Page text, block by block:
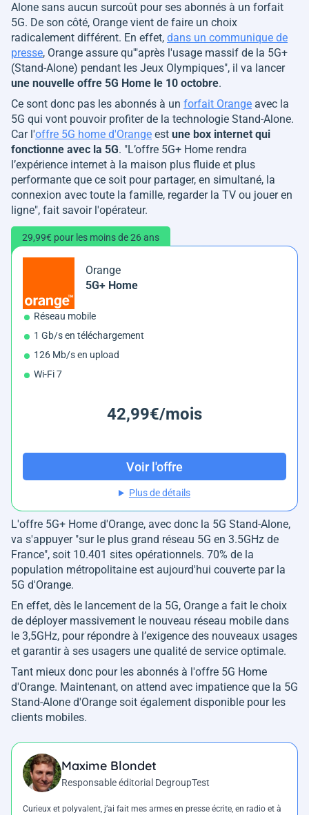
Alone sans aucun surcoût pour ses abonnés à un forfait
5G. De son côté, Orange vient de faire un choix
radicalement différent. En effet, dans un communique de
presse, Orange assure qu'"après l'usage massif de la 5G+
(Stand-Alone) pendant les Jeux Olympiques", il va lancer
une nouvelle offre 5G Home le 10 octobre.
Ce sont donc pas les abonnés à un forfait Orange avec la
5G qui vont pouvoir profiter de la technologie Stand-Alone.
Car l'offre 5G home d'Orange est une box internet qui
fonctionne avec la 5G. "L’offre 5G+ Home rendra
l’expérience internet à la maison plus fluide et plus
performante que ce soit pour partager, en simultané, la
connexion avec toute la famille, regarder la TV ou jouer en
ligne", fait savoir l'opérateur.
29,99€ pour les moins de 26 ans
Orange
5G+ Home
Réseau mobile
1 Gb/s en téléchargement
126 Mb/s en upload
Wi-Fi 7
42,99€/mois
Voir l'offre
Plus de détails
L'offre 5G+ Home d'Orange, avec donc la 5G Stand-Alone,
va s'appuyer "sur le plus grand réseau 5G en 3.5GHz de
France", soit 10.401 sites opérationnels. 70% de la
population métropolitaine est aujourd'hui couverte par la
5G d'Orange.
En effet, dès le lancement de la 5G, Orange a fait le choix
de déployer massivement le nouveau réseau mobile dans
le 3,5GHz, pour répondre à l’exigence des nouveaux usages
et garantir à ses usagers une qualité de service optimale.
Tant mieux donc pour les abonnés à l'offre 5G Home
d'Orange. Maintenant, on attend avec impatience que la 5G
Stand-Alone d'Orange soit également disponible pour les
clients mobiles.
Maxime Blondet
Responsable éditorial DegroupTest
Curieux et polyvalent, j’ai fait mes armes en presse écrite, en radio et à